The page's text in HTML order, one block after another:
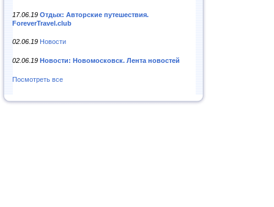
17.06.19 Отдых: Авторские путешествия.
ForeverTravel.club
02.06.19 Новости
02.06.19 Новости: Новомосковск. Лента новостей
Посмотреть все